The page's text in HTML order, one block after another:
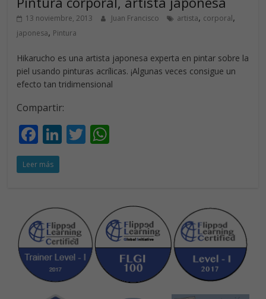
k p
13 noviembre, 2013 Juan Francisco artista, corporal,
japonesa, Pintura
Hikarucho es una artista japonesa experta en pintar sobre la
piel usando pinturas acrílicas. ¡Algunas veces consigue un
efecto tan tridimensional
Compartir:
F
ac
e
o
o
k
Li
dI
n
T
A
p
p
Leer más